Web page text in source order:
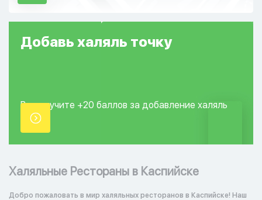
Добавь халяль точку
Вы получите +20 баллов за добавление халяль
точки.
Халяльные Рестораны в Каспийске
Добро пожаловать в мир халяльных ресторанов в Каспийске! Наш